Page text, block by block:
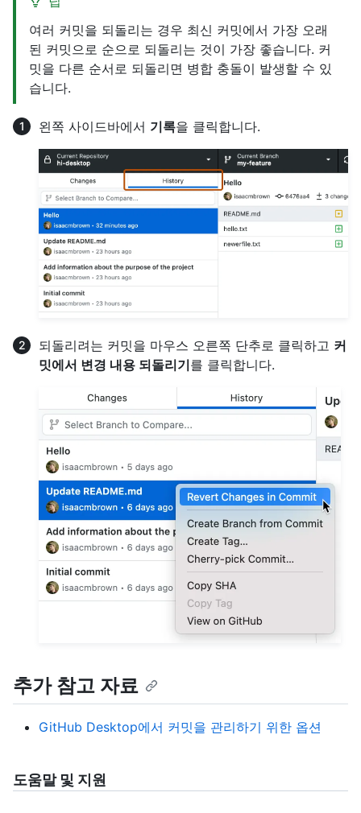
여러 커밋을 되돌리는 경우 최신 커밋에서 가장 오래
된 커밋으로 순으로 되돌리는 것이 가장 좋습니다. 커
밋을 다른 순서로 되돌리면 병합 충돌이 발생할 수 있
습니다.
왼쪽 사이드바에서 기록을 클릭합니다.
되돌리려는 커밋을 마우스 오른쪽 단추로 클릭하고 커
밋에서 변경 내용 되돌리기를 클릭합니다.
추가 참고 자료
GitHub Desktop에서 커밋을 관리하기 위한 옵션
도움말 및 지원